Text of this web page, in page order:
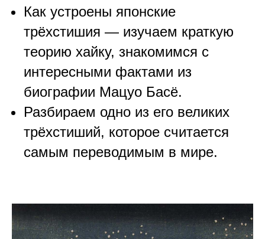
Как устроены японские
трёхстишия — изучаем краткую
теорию хайку, знакомимся с
интересными фактами из
биографии Мацуо Басё.
Разбираем одно из его великих
трёхстиший, которое считается
самым переводимым в мире.